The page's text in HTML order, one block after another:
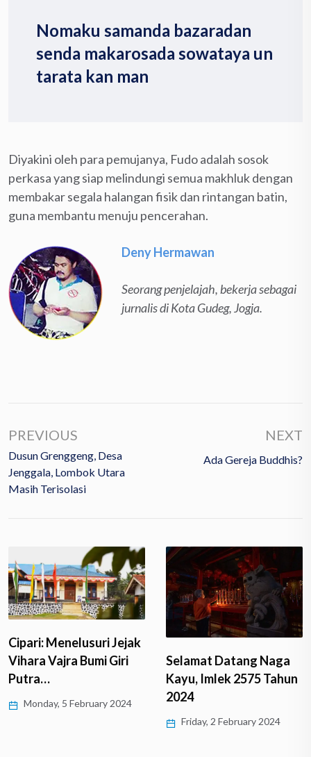
Nomaku samanda bazaradan
senda makarosada sowataya un
tarata kan man
Diyakini oleh para pemujanya, Fudo adalah sosok
perkasa yang siap melindungi semua makhluk dengan
membakar segala halangan fisik dan rintangan batin,
guna membantu menuju pencerahan.
Deny Hermawan
Seorang penjelajah, bekerja sebagai
jurnalis di Kota Gudeg, Jogja.
PREVIOUS
Dusun Grenggeng, Desa
Jenggala, Lombok Utara
Masih Terisolasi
NEXT
Ada Gereja Buddhis?
Selamat Datang Naga
Kayu, Imlek 2575 Tahun
2024
Harmoni dan Eksistensi
Umat Buddha di…